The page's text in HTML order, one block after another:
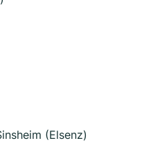
(Elsenz)